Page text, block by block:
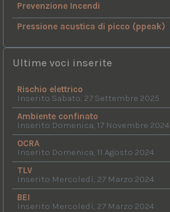
Prevenzione Incendi
Pressione acustica di picco (ppeak)
Ultime voci inserite
Rischio elettrico
Inserito Sabato, 27 Settembre 2025
Ambiente confinato
Inserito Domenica, 17 Novembre 2024
OCRA
Inserito Domenica, 11 Agosto 2024
TLV
Inserito Mercoledì, 27 Marzo 2024
BEI
Inserito Mercoledì, 27 Marzo 2024